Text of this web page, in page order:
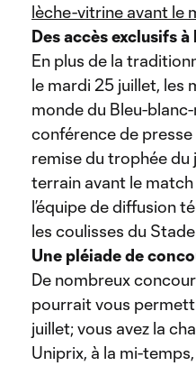
lèche-vitrine avant le
Des accès exclusifs
En plus de la
le mardi 25 juillet, les
monde du Bleu-
conférence de presse
remise du trophée
terrain avant le
l’équipe de diffusion
les coulisses du
Une pléiade de
De nombreux
pourrait vous
juillet; vous avez la
Uniprix, à la mi-